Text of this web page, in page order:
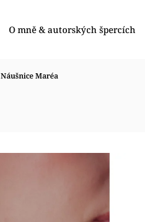
O mně & autorských špercích
Náušnice Maréa